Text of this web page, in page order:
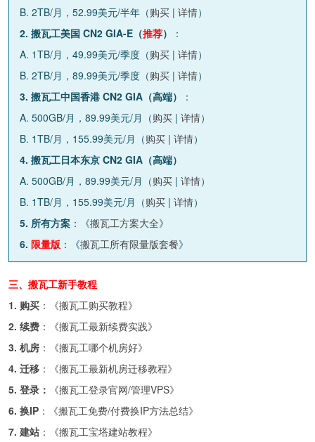
B. 2TB/月，52.99美元/半年（购买 | 详情）
2. 搬瓦工美国 CN2 GIA-E（推荐）
：
A. 1TB/月，49.99美元/季度（购买 | 详情）
B. 2TB/月，89.99美元/季度（购买 | 详情）
3. 搬瓦工中国香港 CN2 GIA（高端）
：
A. 500GB/月，89.99美元/月（购买 | 详情）
B. 1TB/月，155.99美元/月（购买 | 详情）
4. 搬瓦工日本东京 CN2 GIA（高端）
A. 500GB/月，89.99美元/月（购买 | 详情）
B. 1TB/月，155.99美元/月（购买 | 详情）
5. 所有方案 ：《搬瓦工方案大全》
6. 限量版 ：《搬瓦工所有限量版套餐》
三、搬瓦工新手教程
1. 购买 ：《搬瓦工购买教程》
2. 续费 ：《搬瓦工最新续费实践》
3. 机房 ：《搬瓦工哪个机房好》
4. 迁移 ：《搬瓦工最新机房迁移教程》
5. 登录：
《搬瓦工登录官网/管理VPS》
6. 换IP ：《搬瓦工免费/付费换IP方法总结》
7. 建站 ：《搬瓦工宝塔建站教程》